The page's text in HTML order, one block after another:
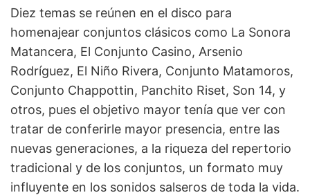
Diez temas se reúnen en el disco para
homenajear conjuntos clásicos como La Sonora
Matancera, El Conjunto Casino, Arsenio
Rodríguez, El Niño Rivera, Conjunto Matamoros,
Conjunto Chappottin, Panchito Riset, Son 14, y
otros, pues el objetivo mayor tenía que ver con
tratar de conferirle mayor presencia, entre las
nuevas generaciones, a la riqueza del repertorio
tradicional y de los conjuntos, un formato muy
influyente en los sonidos salseros de toda la vida.